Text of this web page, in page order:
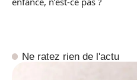
Ne ratez rien de l'actu